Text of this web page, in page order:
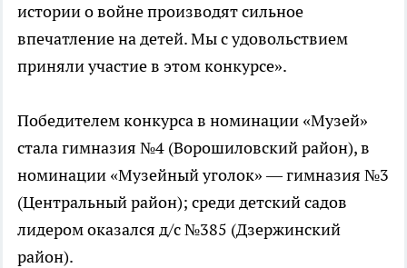
истории о войне производят сильное
впечатление на детей. Мы с удовольствием
приняли участие в этом конкурсе».
Победителем конкурса в номинации «Музей»
стала гимназия №4 (Ворошиловский район), в
номинации «Музейный уголок» — гимназия №3
(Центральный район); среди детский садов
лидером оказался д/с №385 (Дзержинский
район).